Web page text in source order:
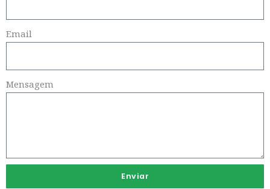
Email
Mensagem
Enviar